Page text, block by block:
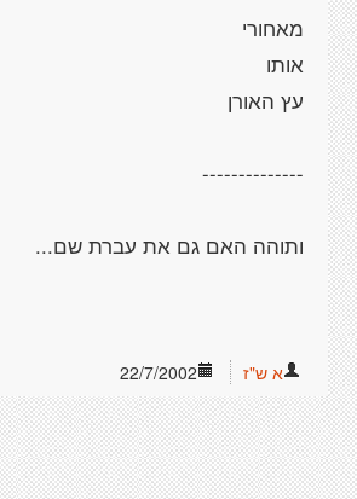
22/7/2002 א ש"ז